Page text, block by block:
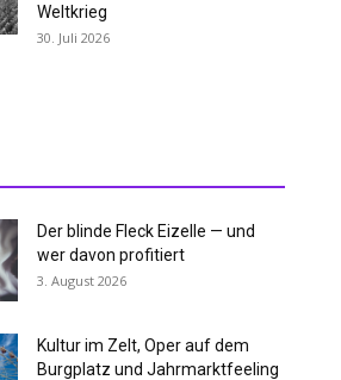
Weltkrieg
30. Juli 2026
Der blinde Fleck Eizelle — und
wer davon profitiert
3. August 2026
Kultur im Zelt, Oper auf dem
Burgplatz und Jahrmarktfeeling